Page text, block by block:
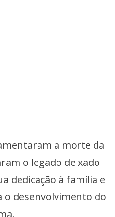
a morte da
o legado deixado
dedicação à família e
desenvolvimento do